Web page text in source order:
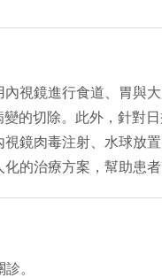
視鏡進行食道、胃與
的切除。此外，針對
鏡肉毒注射、水球放
的治療方案，幫助患
。